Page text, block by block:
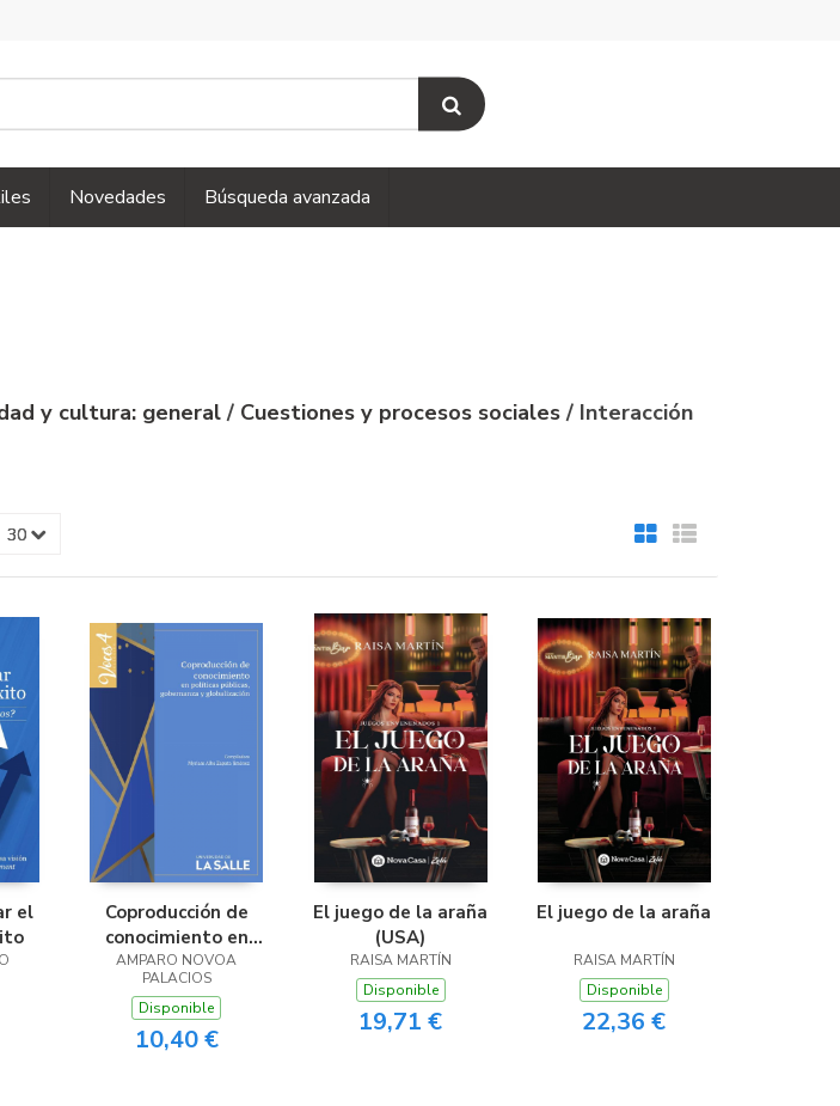
Novedades Búsqueda avanzada
y cultura: general/ Cuestiones y procesos sociales/ Interacción
el
Coproducción de
conocimiento en
políticas públicas,
gobernanza y
globalización
AMPARO NOVOA
PALACIOS
Disponible
10,40 €
El juego de la araña
(USA)
RAISA MARTÍN
Disponible
19,71 €
El juego de la araña
RAISA MARTÍN
Disponible
22,36 €